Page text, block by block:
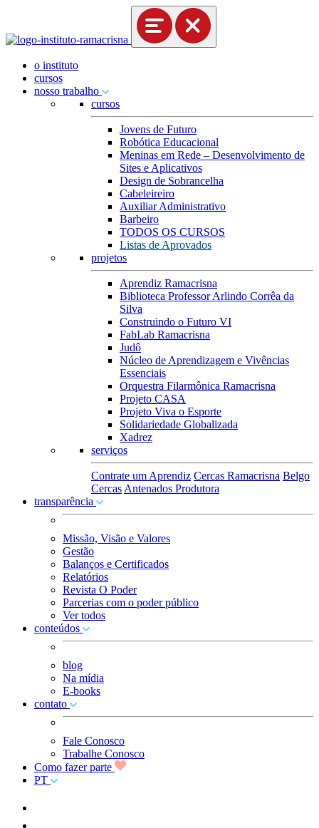
o instituto
cursos
nosso trabalho
cursos
Jovens de Futuro
Robótica Educacional
Meninas em Rede – Desenvolvimento de
Sites e Aplicativos
Design de Sobrancelha
Cabeleireiro
Auxiliar Administrativo
Barbeiro
TODOS OS CURSOS
Listas de Aprovados
projetos
Aprendiz Ramacrisna
Biblioteca Professor Arlindo Corrêa da
Silva
Construindo o Futuro VI
FabLab Ramacrisna
Judô
Núcleo de Aprendizagem e Vivências
Essenciais
Orquestra Filarmônica Ramacrisna
Projeto CASA
Projeto Viva o Esporte
Solidariedade Globalizada
Xadrez
serviços
Contrate um Aprendiz Cercas Ramacrisna Belgo
Cercas Antenados Produtora
transparência
Missão, Visão e Valores
Gestão
Balanços e Certificados
Relatórios
Revista O Poder
Parcerias com o poder público
Ver todos
conteúdos
blog
Na mídia
E-books
contato
Fale Conosco
Trabalhe Conosco
Como fazer parte
PT